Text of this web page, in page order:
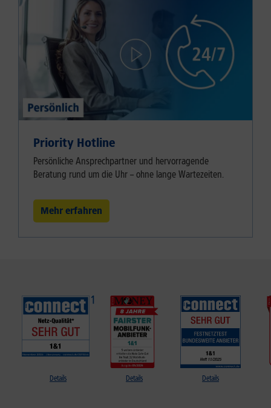
Priority Hotline
Persönliche Ansprechpartner und hervorragende
Beratung rund um die Uhr – ohne lange Wartezeiten.
Mehr erfahren
Details Details Details